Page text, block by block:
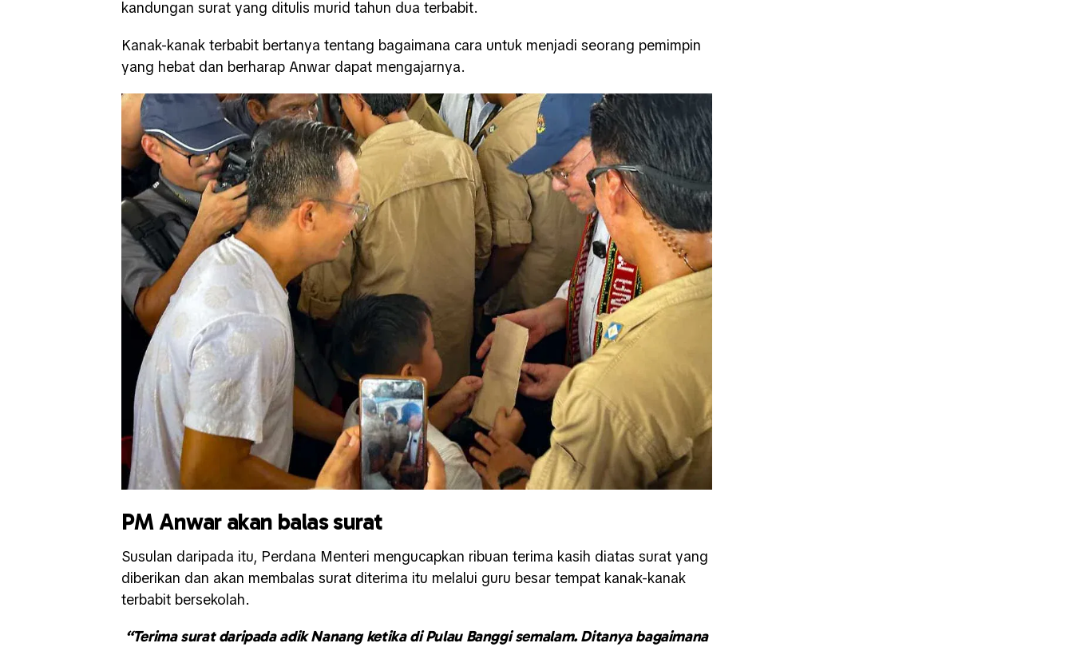
kandungan surat yang ditulis murid tahun dua terbabit.
Kanak-kanak terbabit bertanya tentang bagaimana cara untuk menjadi seorang pemimpin
yang hebat dan berharap Anwar dapat mengajarnya.
PM Anwar akan balas surat
Susulan daripada itu, Perdana Menteri mengucapkan ribuan terima kasih diatas surat yang
diberikan dan akan membalas surat diterima itu melalui guru besar tempat kanak-kanak
terbabit bersekolah.
“Terima surat daripada adik Nanang ketika di Pulau Banggi semalam. Ditanya bagaimana